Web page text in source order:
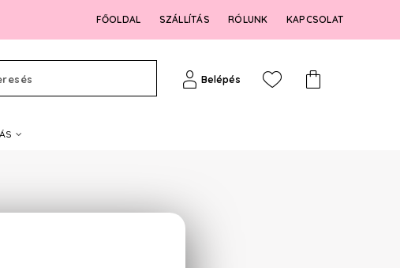
FŐOLDAL SZÁLLÍTÁS RÓLUNK KAPCSOLAT
Belépés